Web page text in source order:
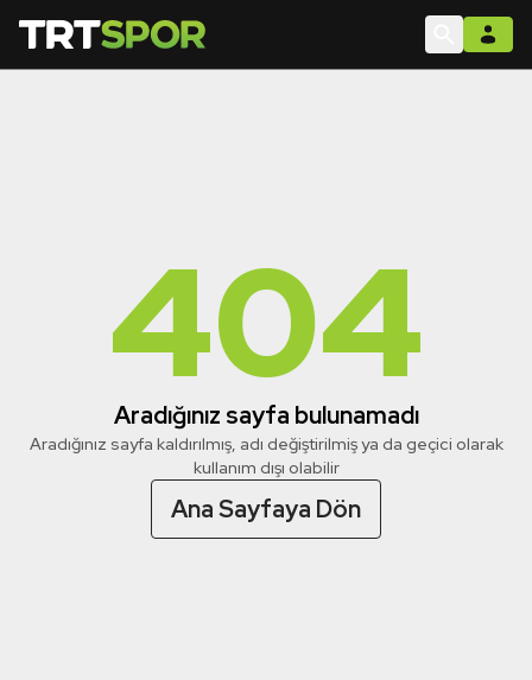
404
Aradığınız sayfa bulunamadı
Aradığınız sayfa kaldırılmış, adı değiştirilmiş ya da geçici olarak
kullanım dışı olabilir
Ana Sayfaya Dön